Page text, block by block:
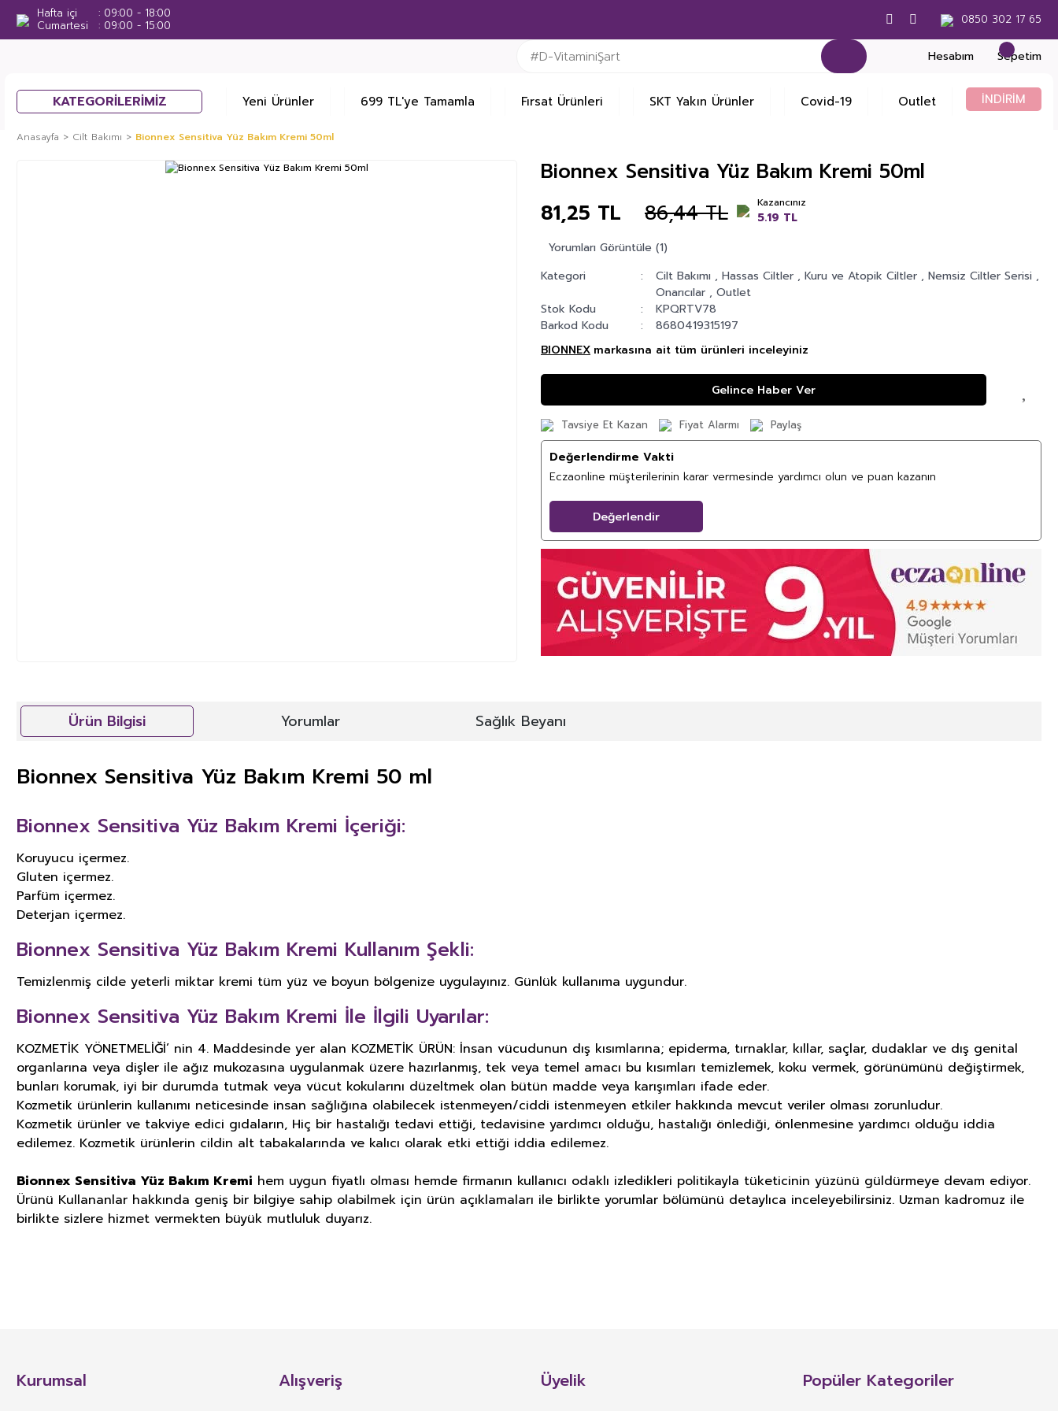
Hafta içi
09:00 - 18:00
Cumartesi
09:00 - 15:00 0850 302 17 65
Hesabım Sepetim
KATEGORİLERİMİZ Yeni Ürünler 699 TL'ye Tamamla Fırsat Ürünleri SKT Yakın Ürünler Covid-19 Outlet İNDİRİM
Anasayfa Cilt Bakımı Bionnex Sensitiva Yüz Bakım Kremi 50ml
Bionnex Sensitiva Yüz Bakım Kremi 50ml
81,25 TL
86,44 TL Kazancınız
5.19 TL
Yorumları Görüntüle (1)
Kategori
Cilt Bakımı ,Hassas Ciltler ,Kuru ve Atopik Ciltler ,Nemsiz Ciltler Serisi ,
Onarıcılar ,Outlet
Stok Kodu
KPQRTV78
Barkod Kodu
8680419315197
BIONNEX markasına ait tüm ürünleri inceleyiniz
Gelince Haber Ver
Tavsiye Et Kazan Fiyat Alarmı Paylaş
Değerlendirme Vakti
Eczaonline müşterilerinin karar vermesinde yardımcı olun ve puan kazanın
Değerlendir
Ürün Bilgisi Yorumlar Sağlık Beyanı
Bionnex Sensitiva Yüz Bakım Kremi 50 ml
Bionnex Sensitiva Yüz Bakım Kremi İçeriği:
Koruyucu içermez.
Gluten içermez.
Parfüm içermez.
Deterjan içermez.
Bionnex Sensitiva Yüz Bakım Kremi Kullanım Şekli:
Temizlenmiş cilde yeterli miktar kremi tüm yüz ve boyun bölgenize uygulayınız. Günlük kullanıma uygundur.
Bionnex Sensitiva Yüz Bakım Kremi İle İlgili Uyarılar:
KOZMETİK YÖNETMELİĞİ’ nin 4. Maddesinde yer alan KOZMETİK ÜRÜN: İnsan vücudunun dış kısımlarına; epiderma, tırnaklar, kıllar, saçlar, dudaklar ve dış genital
organlarına veya dişler ile ağız mukozasına uygulanmak üzere hazırlanmış, tek veya temel amacı bu kısımları temizlemek, koku vermek, görünümünü değiştirmek,
bunları korumak, iyi bir durumda tutmak veya vücut kokularını düzeltmek olan bütün madde veya karışımları ifade eder.
Kozmetik ürünlerin kullanımı neticesinde insan sağlığına olabilecek istenmeyen/ciddi istenmeyen etkiler hakkında mevcut veriler olması zorunludur.
Kozmetik ürünler ve takviye edici gıdaların, Hiç bir hastalığı tedavi ettiği, tedavisine yardımcı olduğu, hastalığı önlediği, önlenmesine yardımcı olduğu iddia
edilemez. Kozmetik ürünlerin cildin alt tabakalarında ve kalıcı olarak etki ettiği iddia edilemez.
Bionnex Sensitiva Yüz Bakım Kremi hem uygun fiyatlı olması hemde firmanın kullanıcı odaklı izledikleri politikayla tüketicinin yüzünü güldürmeye devam ediyor.
Ürünü Kullananlar hakkında geniş bir bilgiye sahip olabilmek için ürün açıklamaları ile birlikte yorumlar bölümünü detaylıca inceleyebilirsiniz. Uzman kadromuz ile
birlikte sizlere hizmet vermekten büyük mutluluk duyarız.
Çok hassas bir ürün cilde zarar vermiyo
besin öğelerinin veya bunların dışında besleyici veya fizyolojik etkileri bulunan bitki, bitkisel ve hayvansal kaynaklı maddeler, biyoaktif maddeler ve benzeri maddelerin konsantre veya ekstraktlarının tek başına veya
karışımlarının kapsül, tablet, pastil, tek kullanımlık toz paket, sıvı ampul, damlalıklı şişe ve diğer benzeri sıvı veya toz formlarda hazırlanarak günlük alım dozu belirlenmiş ürünleri ifade eder.
Kurumsal Alışveriş Üyelik Popüler Kategoriler